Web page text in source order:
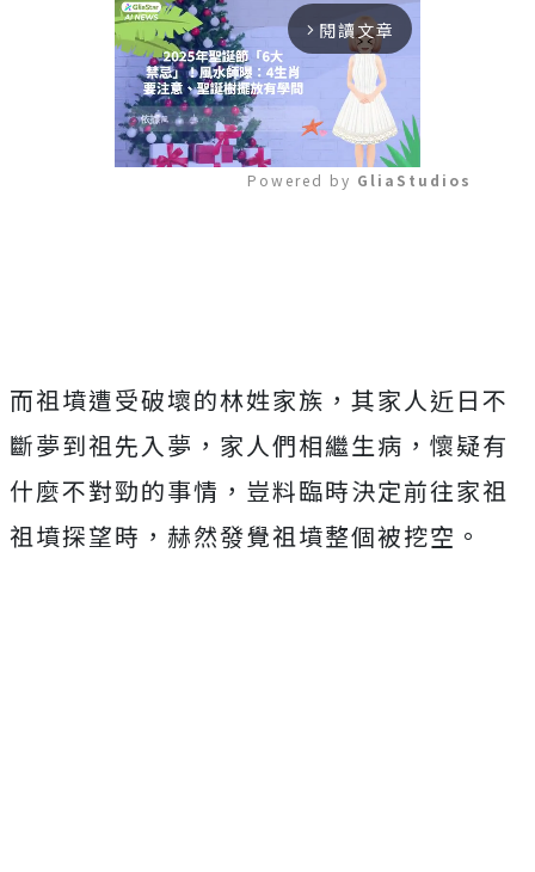
arrow_forward_ios 閱讀文章
Powered by GliaStudios
而祖墳遭受破壞的林姓家族，其家人近日不
斷夢到祖先入夢，家人們相繼生病，懷疑有
什麼不對勁的事情，豈料臨時決定前往家祖
祖墳探望時，赫然發覺祖墳整個被挖空。